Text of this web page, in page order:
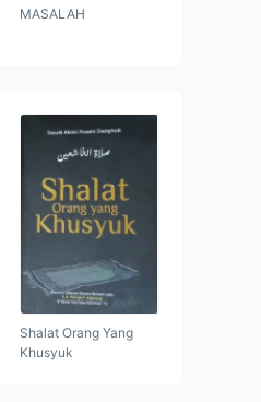
MASALAH
Shalat Orang Yang
Khusyuk